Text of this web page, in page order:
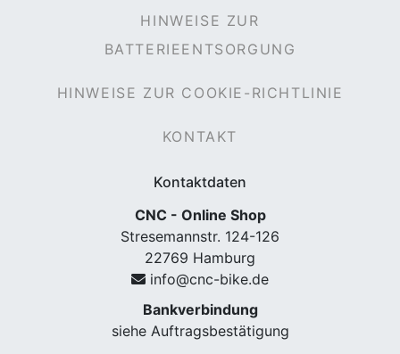
HINWEISE ZUR
BATTERIEENTSORGUNG
HINWEISE ZUR COOKIE-RICHTLINIE
KONTAKT
Kontaktdaten
CNC - Online Shop
Stresemannstr. 124-126
22769 Hamburg
info@cnc-bike.de
Bankverbindung
siehe Auftragsbestätigung